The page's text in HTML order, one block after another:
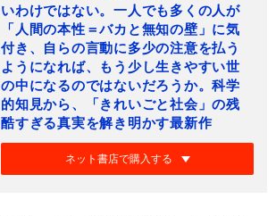
いわけではない。一人でも多くの人が
「人間の本性＝バカと無知の壁」に気
付き、自らの言動に多少の注意を払う
ようになれば、もう少し生きやすい世
の中になるのではないだろうか。科学
的知見から、「きれいごと社会」の残
酷すぎる真実を解き明かす最新作
ネット書店で購入する